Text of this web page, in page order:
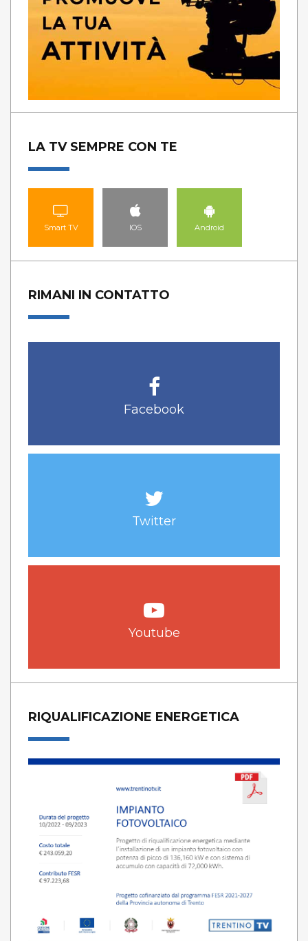
LA TV SEMPRE CON TE
Smart TV IOS Android
RIMANI IN CONTATTO
Facebook
Twitter
Youtube
RIQUALIFICAZIONE ENERGETICA